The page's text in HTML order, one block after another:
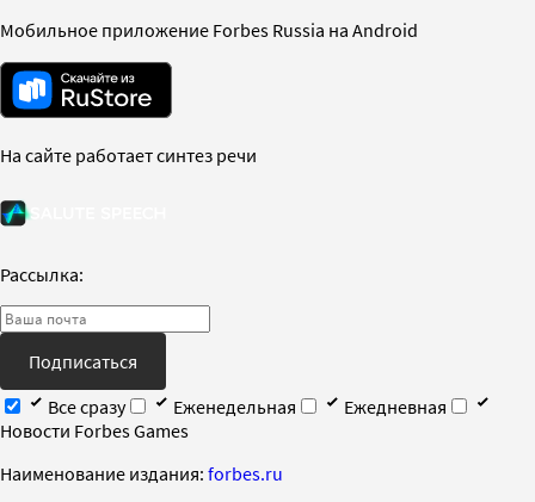
Мобильное приложение Forbes Russia на Android
На сайте работает синтез речи
Рассылка:
Подписаться
Все сразу
Еженедельная
Ежедневная
Новости Forbes Games
Наименование издания: forbes.ru